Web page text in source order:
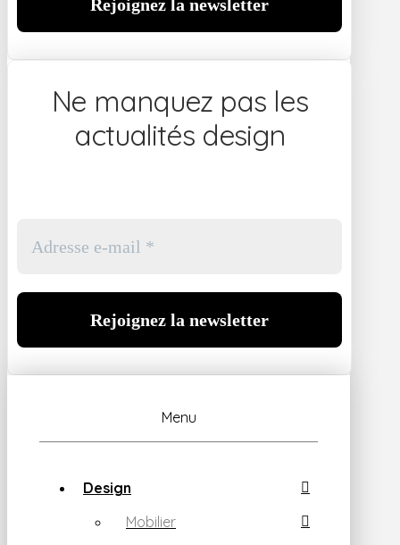
Ne manquez pas les
actualités design
Menu
Design
Mobilier